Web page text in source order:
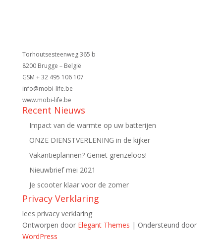
Torhoutsesteenweg 365 b
8200 Brugge – België
GSM + 32 495 106 107
info@mobi-life.be
www.mobi-life.be
Recent Nieuws
Impact van de warmte op uw batterijen
ONZE DIENSTVERLENING in de kijker
Vakantieplannen? Geniet grenzeloos!
Nieuwbrief mei 2021
Je scooter klaar voor de zomer
Privacy Verklaring
lees privacy verklaring
Ontworpen door Elegant Themes | Ondersteund door
WordPress